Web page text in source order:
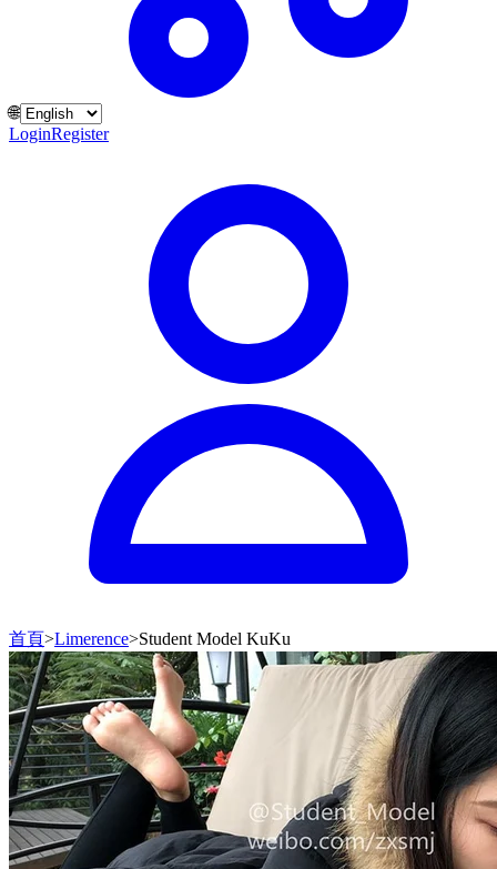
🌐
LoginRegister
首頁>Limerence>Student Model KuKu